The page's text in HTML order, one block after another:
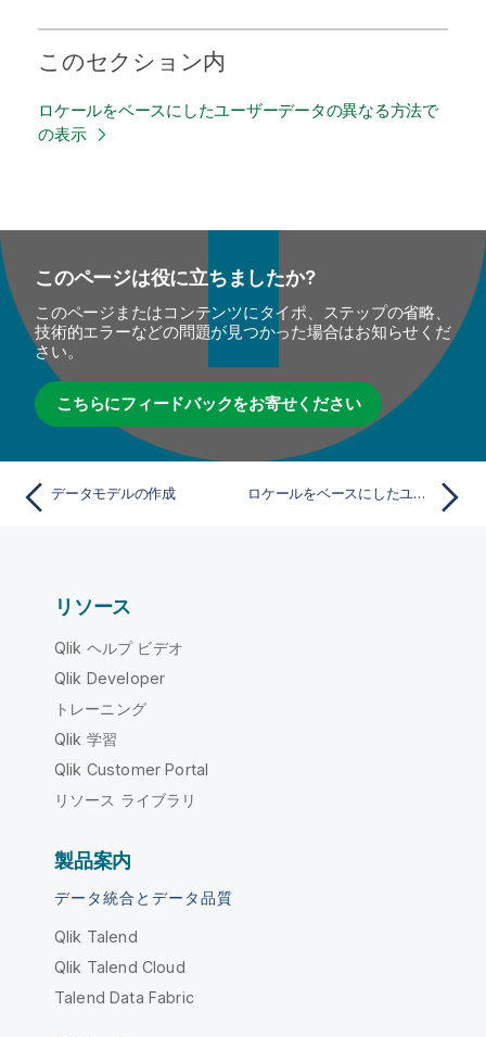
このセクション内
ロケールをベースにしたユーザーデータの異なる方法で
の表示
このページは役に立ちましたか?
このページまたはコンテンツにタイポ、ステップの省略、
技術的エラーなどの問題が見つかった場合はお知らせくだ
さい。
こちらにフィードバックをお寄せください
データモデルの作成 ロケールをベースにしたユーザーデータの異なる方法での表示
リソース
Qlik ヘルプ ビデオ
Qlik Developer
トレーニング
Qlik 学習
Qlik Customer Portal
リソース ライブラリ
製品案内
データ統合とデータ品質
Qlik Talend
Qlik Talend Cloud
Talend Data Fabric